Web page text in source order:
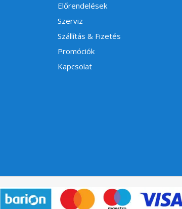
Előrendelések
Szerviz
Szállítás & Fizetés
Promóciók
Kapcsolat